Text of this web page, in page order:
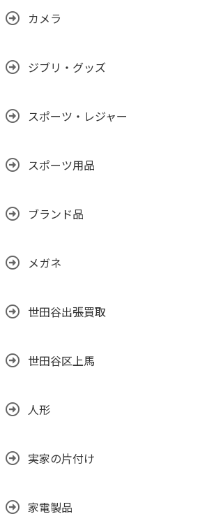
カメラ
ジブリ・グッズ
スポーツ・レジャー
スポーツ用品
ブランド品
メガネ
世田谷出張買取
世田谷区上馬
人形
実家の片付け
家電製品